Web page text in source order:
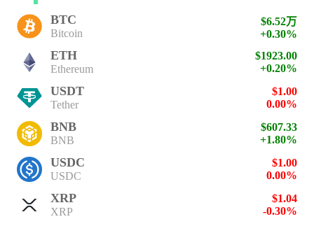
BTC
Bitcoin
$6.52万
+0.30%
ETH
Ethereum
$1923.00
+0.20%
USDT
Tether
$1.00
0.00%
BNB
BNB
$607.33
+1.80%
USDC
USDC
$1.00
0.00%
XRP
XRP
$1.04
-0.30%